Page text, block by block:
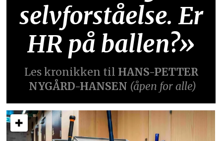
selvforståelse. Er
HR på ballen?»
Les kronikken til HANS-PETTER
NYGÅRD-HANSEN (åpen for alle)